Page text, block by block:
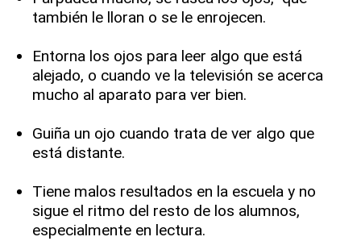
también le lloran o se le enrojecen.
Entorna los ojos para leer algo que está
alejado, o cuando ve la televisión se acerca
mucho al aparato para ver bien.
Guiña un ojo cuando trata de ver algo que
está distante.
Tiene malos resultados en la escuela y no
sigue el ritmo del resto de los alumnos,
especialmente en lectura.